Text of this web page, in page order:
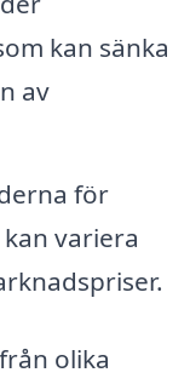
kan sänka
av
för
variera
olika